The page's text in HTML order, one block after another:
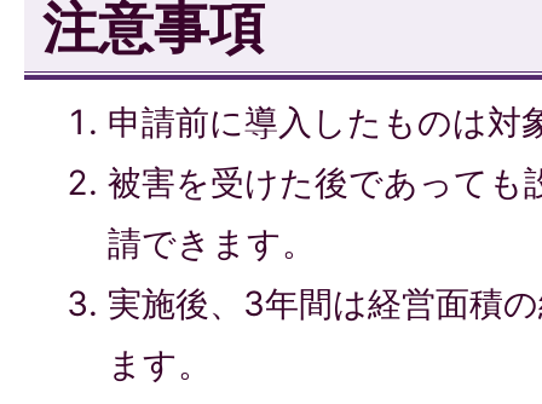
注意事項
申請前に導入したものは対
被害を受けた後であっても
請できます。
実施後、3年間は経営面積
ます。